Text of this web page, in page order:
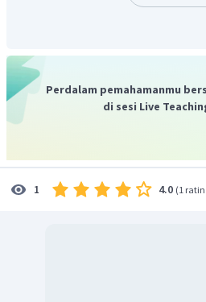
Perdalam pemahamanmu
di sesi Live
1 4.0 (1